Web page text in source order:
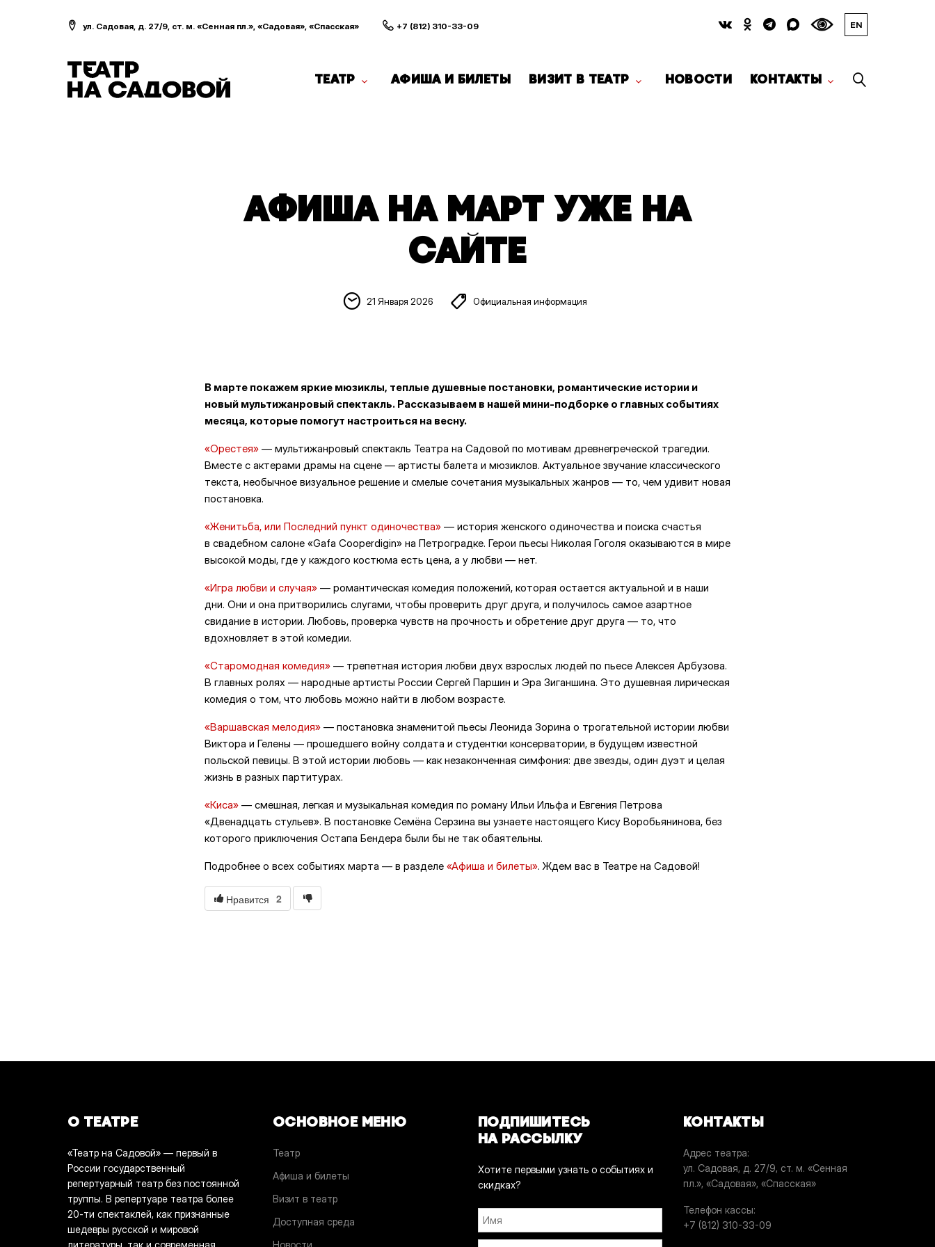
ул. Садовая, д. 27/9, ст. м. «Сенная пл.», «Садовая», «Спасская» +7 (812) 310-33-09 EN
ТЕАТР АФИША И БИЛЕТЫ ВИЗИТ В ТЕАТР НОВОСТИ КОНТАКТЫ
АФИША НА МАРТ УЖЕ НА
САЙТЕ
21 Января 2026 Официальная информация
В марте покажем яркие мюзиклы, теплые душевные постановки, романтические истории и
новый мультижанровый спектакль. Рассказываем в нашей мини-подборке о главных событиях
месяца, которые помогут настроиться на весну.
«Орестея»— мультижанровый спектакль Театра на Садовой по мотивам древнегреческой трагедии.
Вместе с актерами драмы на сцене — артисты балета и мюзиклов. Актуальное звучание классического
текста, необычное визуальное решение и смелые сочетания музыкальных жанров — то, чем удивит новая
постановка.
«Женитьба, или Последний пункт одиночества»— история женского одиночества и поиска счастья
в свадебном салоне «Gafa Cooperdigin» на Петроградке. Герои пьесы Николая Гоголя оказываются в мире
высокой моды, где у каждого костюма есть цена, а у любви — нет.
«Игра любви и случая»— романтическая комедия положений, которая остается актуальной и в наши
дни. Они и она притворились слугами, чтобы проверить друг друга, и получилось самое азартное
свидание в истории. Любовь, проверка чувств на прочность и обретение друг друга — то, что
вдохновляет в этой комедии.
«Старомодная комедия»— трепетная история любви двух взрослых людей по пьесе Алексея Арбузова.
В главных ролях — народные артисты России Сергей Паршин и Эра Зиганшина. Это душевная лирическая
комедия о том, что любовь можно найти в любом возрасте.
«Варшавская мелодия»— постановка знаменитой пьесы Леонида Зорина о трогательной истории любви
Виктора и Гелены — прошедшего войну солдата и студентки консерватории, в будущем известной
польской певицы. В этой истории любовь — как незаконченная симфония: две звезды, один дуэт и целая
жизнь в разных партитурах.
«Киса»— смешная, легкая и музыкальная комедия по роману Ильи Ильфа и Евгения Петрова
«Двенадцать стульев». В постановке Семёна Серзина вы узнаете настоящего Кису Воробьянинова, без
которого приключения Остапа Бендера были бы не так обаятельны.
Подробнее о всех событиях марта — в разделе «Афиша и билеты». Ждем вас в Театре на Садовой!
Нравится 2
О ТЕАТРЕ
«Театр на Садовой» — первый в
России государственный
репертуарный театр без постоянной
труппы. В репертуаре театра более
20-ти спектаклей, как признанные
шедевры русской и мировой
литературы, так и современная
ОСНОВНОЕ МЕНЮ
Театр
Афиша и билеты
Визит в театр
Доступная среда
Новости
ПОДПИШИТЕСЬ
НА РАССЫЛКУ
Хотите первыми узнать о событиях и
скидках?
КОНТАКТЫ
Адрес театра
ул. Садовая, д. 27/9, ст. м. «Сенная
пл.», «Садовая», «Спасская»
Телефон кассы
+7 (812) 310-33-09